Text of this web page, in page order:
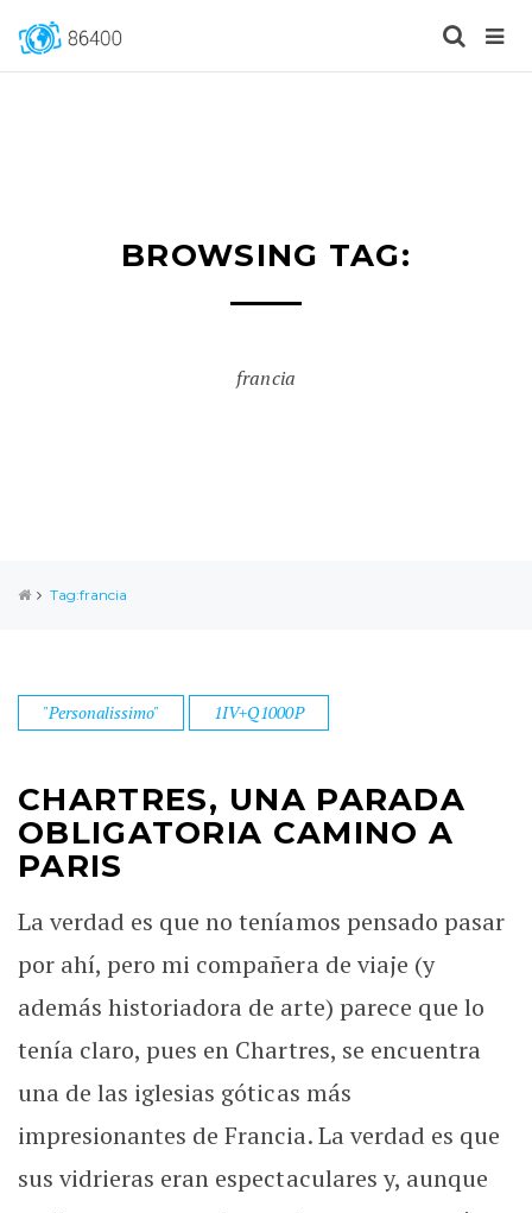
BROWSING TAG:
francia
Tag:francia
"Personalissimo" 1IV+Q1000P
CHARTRES, UNA PARADA
OBLIGATORIA CAMINO A
PARIS
La verdad es que no teníamos pensado pasar
por ahí, pero mi compañera de viaje (y
además historiadora de arte) parece que lo
tenía claro, pues en Chartres, se encuentra
una de las iglesias góticas más
impresionantes de Francia. La verdad es que
sus vidrieras eran espectaculares y, aunque